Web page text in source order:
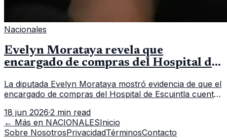
Nacionales
Evelyn Morataya revela que
encargado de compras del Hospital de
La diputada Evelyn Morataya mostró evidencia de que el
encargado de compras del Hospital de Escuintla cuenta
capacitación en la capital.
18 jun 2026·2 min read
← Más en NACIONALESInicio
Sobre NosotrosPrivacidadTérminosContacto